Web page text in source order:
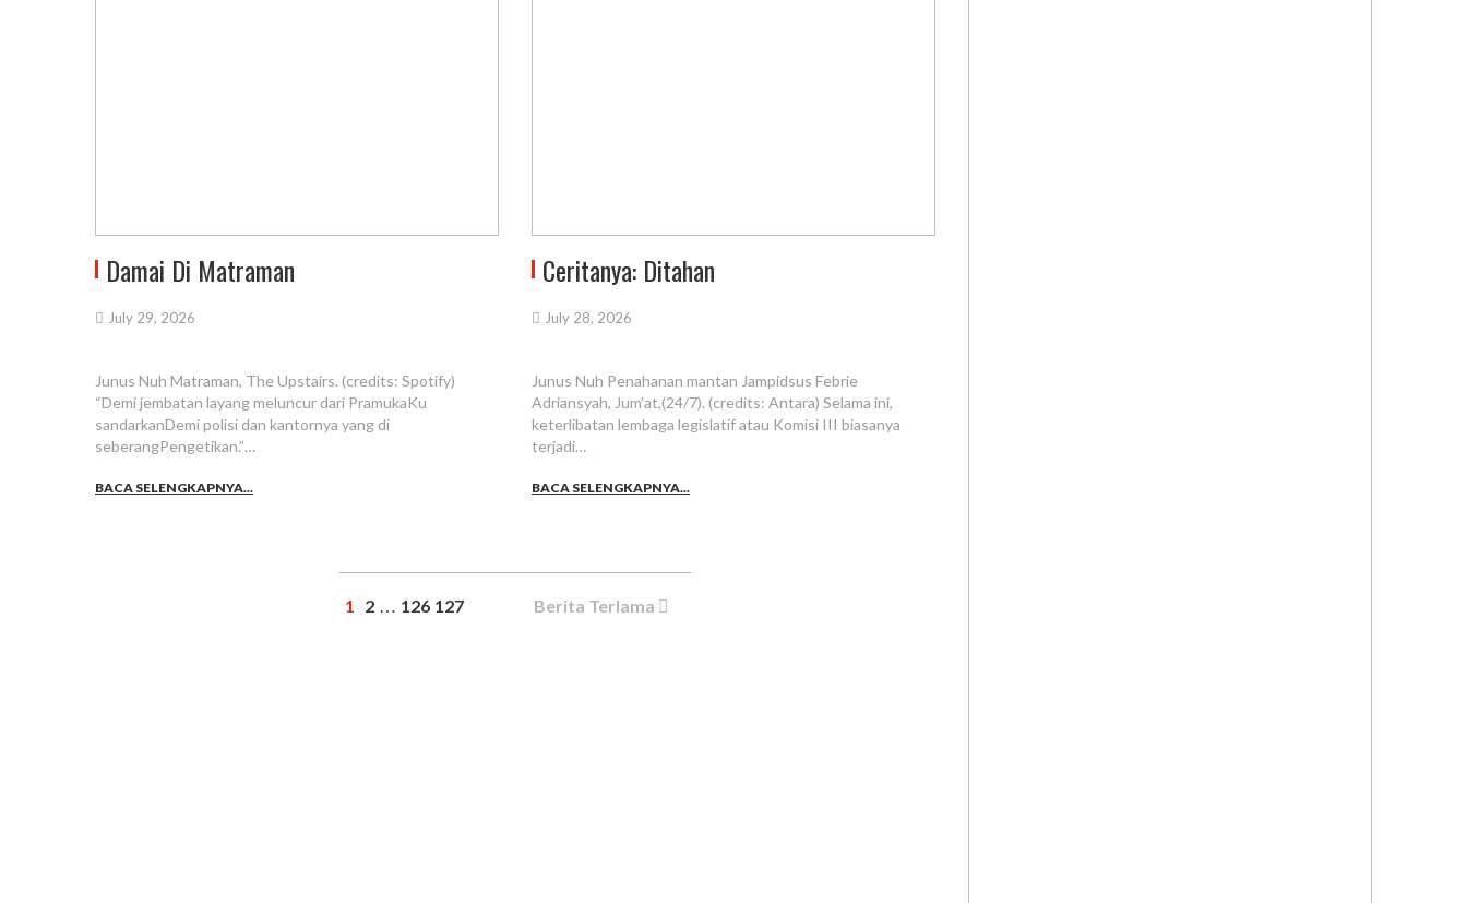
Damai Di Matraman
July 29, 2026
Junus Nuh Matraman, The Upstairs. (credits: Spotify)
“Demi jembatan layang meluncur dari PramukaKu
sandarkanDemi polisi dan kantornya yang di
seberangPengetikan.”…
BACA SELENGKAPNYA...
Ceritanya: Ditahan
July 28, 2026
Junus Nuh Penahanan mantan Jampidsus Febrie
Adriansyah, Jum’at,(24/7). (credits: Antara) Selama ini,
keterlibatan lembaga legislatif atau Komisi III biasanya
terjadi…
BACA SELENGKAPNYA...
1 2 … 126 127 Berita Terlama